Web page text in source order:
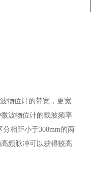
物位计的带宽，更宽
波物位计的载波频率
相距小于300mm的两
频脉冲可以获得较高